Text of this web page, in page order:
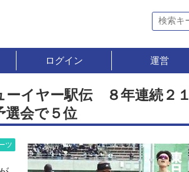
ログイン 運営
イヤー駅伝 ８年連続２１
会で５位
ツ